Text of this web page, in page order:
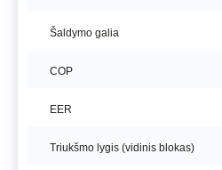
Šaldymo galia
COP
EER
Triukšmo lygis (vidinis blokas)